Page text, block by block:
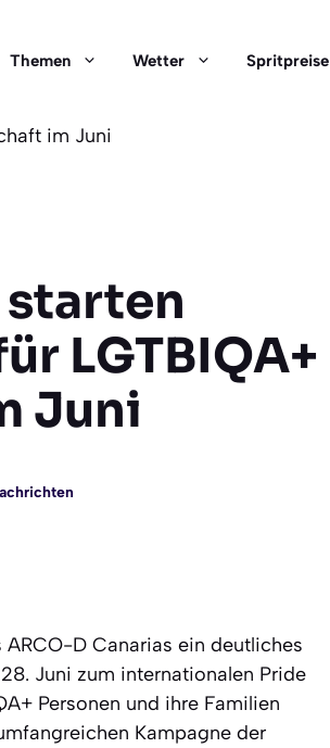
Themen Wetter Spritpreise
im Juni
LGTBIQA+
Juni
D Canarias ein deutliches
Juni zum internationalen Pride
Personen und ihre Familien
Kampagne der